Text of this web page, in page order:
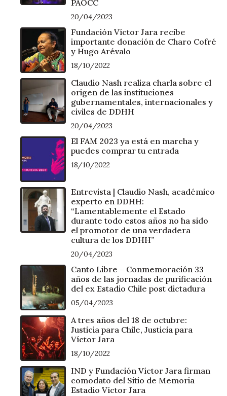
PAOCC
20/04/2023
Fundación Víctor Jara recibe
importante donación de Charo Cofré
y Hugo Arévalo
18/10/2022
Claudio Nash realiza charla sobre el
origen de las instituciones
gubernamentales, internacionales y
civiles de DDHH
20/04/2023
El FAM 2023 ya está en marcha y
puedes comprar tu entrada
18/10/2022
Entrevista | Claudio Nash, académico
experto en DDHH:
“Lamentablemente el Estado
durante todo estos años no ha sido
el promotor de una verdadera
cultura de los DDHH”
20/04/2023
Canto Libre – Conmemoración 33
años de las jornadas de purificación
del ex Estadio Chile post dictadura
05/04/2023
A tres años del 18 de octubre:
Justicia para Chile, Justicia para
Víctor Jara
18/10/2022
IND y Fundación Víctor Jara firman
comodato del Sitio de Memoria
Estadio Víctor Jara